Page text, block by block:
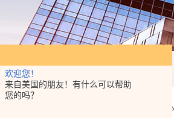
欢迎您！
来自美国的朋友！有什么可以帮助
您的吗？
电化学工